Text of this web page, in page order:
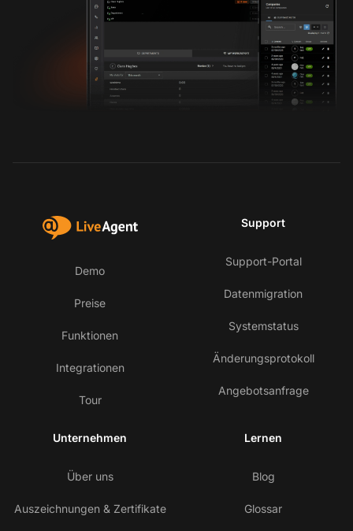
Demo
Preise
Funktionen
Integrationen
Tour
Support
Support-Portal
Datenmigration
Systemstatus
Änderungsprotokoll
Angebotsanfrage
Unternehmen
Über uns
Auszeichnungen & Zertifikate
Lernen
Blog
Glossar